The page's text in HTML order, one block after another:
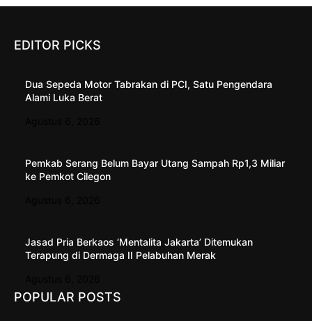
EDITOR PICKS
Dua Sepeda Motor Tabrakan di PCI, Satu Pengendara
Alami Luka Berat
Pemkab Serang Belum Bayar Utang Sampah Rp1,3 Miliar
ke Pemkot Cilegon
Jasad Pria Berkaos ‘Mentalita Jakarta’ Ditemukan
Terapung di Dermaga II Pelabuhan Merak
POPULAR POSTS